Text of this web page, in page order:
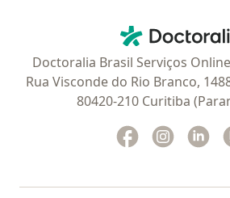
Doctoralia
Doctoralia Brasil Serviços
Rua Visconde do Rio Branco,
80420-210 Curitiba
Facebook
abre num
abre